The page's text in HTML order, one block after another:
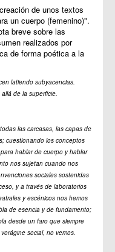
de unos textos
un cuerpo (femenino)".
breve sobre las
realizados por
de forma poética a la
latiendo subyacencias.
de la superficie.
las carcasas, las capas de
cuestionando los conceptos
hablar de cuerpo y hablar
nos sujetan cuando nos
sociales sostenidas
y a través de laboratorios
y escénicos nos hemos
de esencia y de fundamento;
desde un faro que siempre
social, no vemos.